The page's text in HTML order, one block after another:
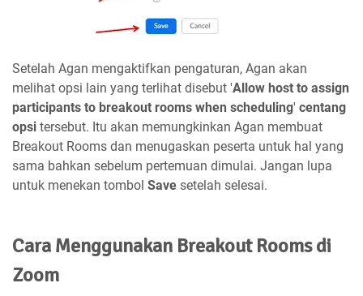
Setelah Agan mengaktifkan pengaturan, Agan akan
melihat opsi lain yang terlihat disebut 'Allow host to assign
participants to breakout rooms when scheduling' centang
opsi tersebut. Itu akan memungkinkan Agan membuat
Breakout Rooms dan menugaskan peserta untuk hal yang
sama bahkan sebelum pertemuan dimulai. Jangan lupa
untuk menekan tombol Save setelah selesai.
Cara Menggunakan Breakout Rooms di
Zoom